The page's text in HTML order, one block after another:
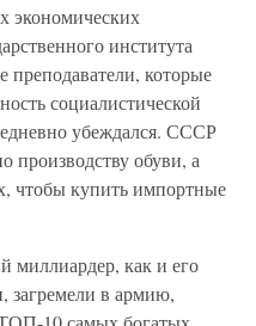
экономических
института
которые
социалистической
убеждался. СССР
производству обуви, а
чтобы купить импортные
миллиардер, как и его
загремели в армию,